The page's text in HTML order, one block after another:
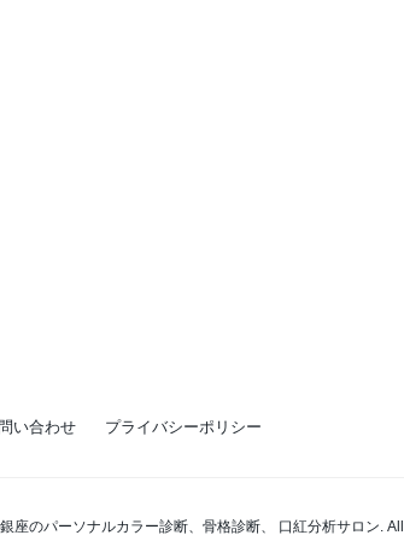
い合わせ プライバシーポリシー
座のパーソナルカラー診断、骨格診断、 口紅分析サロン.